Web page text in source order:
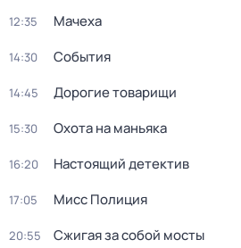
12:35 Мачеха
14:30 События
14:45 Дорогие товарищи
15:30 Охота на маньяка
16:20 Настоящий детектив
17:05 Мисс Полиция
20:55 Сжигая за собой мосты